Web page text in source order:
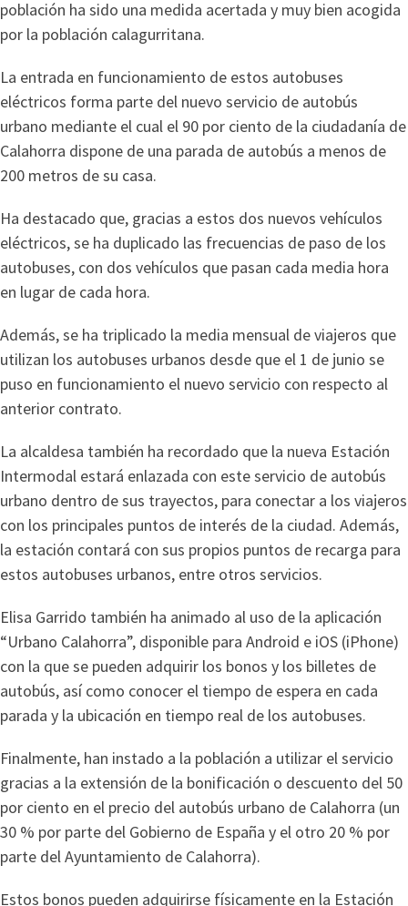
población ha sido una medida acertada y muy bien acogida
por la población calagurritana.
La entrada en funcionamiento de estos autobuses
eléctricos forma parte del nuevo servicio de autobús
urbano mediante el cual el 90 por ciento de la ciudadanía de
Calahorra dispone de una parada de autobús a menos de
200 metros de su casa.
Ha destacado que, gracias a estos dos nuevos vehículos
eléctricos, se ha duplicado las frecuencias de paso de los
autobuses, con dos vehículos que pasan cada media hora
en lugar de cada hora.
Además, se ha triplicado la media mensual de viajeros que
utilizan los autobuses urbanos desde que el 1 de junio se
puso en funcionamiento el nuevo servicio con respecto al
anterior contrato.
La alcaldesa también ha recordado que la nueva Estación
Intermodal estará enlazada con este servicio de autobús
urbano dentro de sus trayectos, para conectar a los viajeros
con los principales puntos de interés de la ciudad. Además,
la estación contará con sus propios puntos de recarga para
estos autobuses urbanos, entre otros servicios.
Elisa Garrido también ha animado al uso de la aplicación
“Urbano Calahorra”, disponible para Android e iOS (iPhone)
con la que se pueden adquirir los bonos y los billetes de
autobús, así como conocer el tiempo de espera en cada
parada y la ubicación en tiempo real de los autobuses.
Finalmente, han instado a la población a utilizar el servicio
gracias a la extensión de la bonificación o descuento del 50
por ciento en el precio del autobús urbano de Calahorra (un
30 % por parte del Gobierno de España y el otro 20 % por
parte del Ayuntamiento de Calahorra).
Estos bonos pueden adquirirse físicamente en la Estación